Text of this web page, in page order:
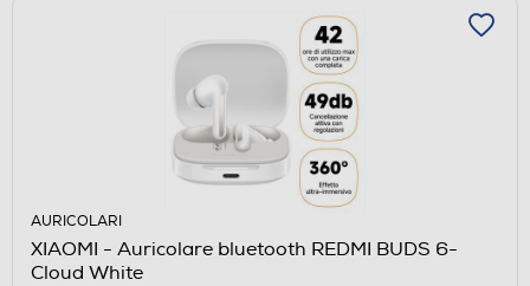
AURICOLARI
XIAOMI - Auricolare bluetooth REDMI BUDS 6-
Cloud White